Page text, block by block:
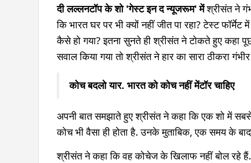
दी लल्लनटॉप के शो 'गेस्ट इन द न्यूजरूम' मेंश्रीसंत ने
कि भारत घर पर भी क्यों नहीं जीत पा रहा? टेस्ट
कैसे हो गया? इतना सुनते ही श्रीसंत ने टोकते हुए कहा
सवाल किया गया तो श्रीसंत ने हार का सारा ठीकरा
कोच बदलो यार. भारत को कोच नहीं मेंटॉर चाहिए
अपनी बात समझाते हुए श्रीसंत ने कहा कि एक शो में
कोच भी वैसा ही होता है. उनके मुताबिक, एक समय के
श्रीसंत ने कहा कि वह कोचेज के खिलाफ नहीं बोल रहे